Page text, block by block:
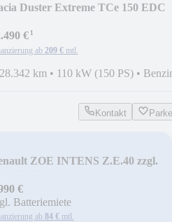
Duster Extreme TCe 150 EDC
€¹
ab 209 € mtl.
28.342 km • 110 kW (150 PS) •
Kontakt
ZOE INTENS Z.E.40 zzgl.
€
Batteriemiete
ab 84 € mtl.